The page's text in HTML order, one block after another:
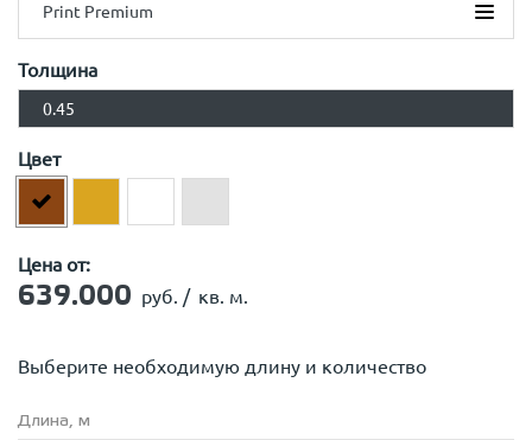
Print Premium
Print Premium
Print Premium double
Print Elite
Толщина
0.45
Цвет
Цена от:
639.000 руб. / кв. м.
Выберите необходимую длину и количество
Длина, м